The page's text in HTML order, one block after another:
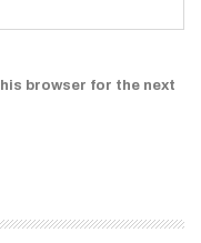
browser for the next